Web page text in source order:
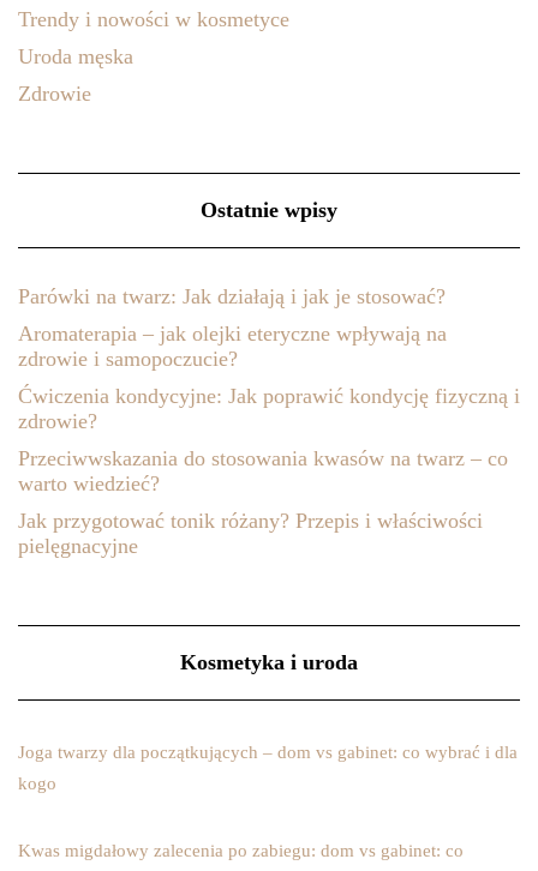
Trendy i nowości w kosmetyce
Uroda męska
Zdrowie
Ostatnie wpisy
Parówki na twarz: Jak działają i jak je stosować?
Aromaterapia – jak olejki eteryczne wpływają na
zdrowie i samopoczucie?
Ćwiczenia kondycyjne: Jak poprawić kondycję fizyczną i
zdrowie?
Przeciwwskazania do stosowania kwasów na twarz – co
warto wiedzieć?
Jak przygotować tonik różany? Przepis i właściwości
pielęgnacyjne
Kosmetyka i uroda
Joga twarzy dla początkujących – dom vs gabinet: co wybrać i dla
kogo
Kwas migdałowy zalecenia po zabiegu: dom vs gabinet: co